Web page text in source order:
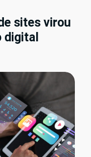
sites virou
digital